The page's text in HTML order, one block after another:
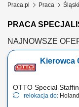
Praca.pl Praca
PRACA
NAJNOWSZE
Kierowca
OTTO Special
relokacja do: